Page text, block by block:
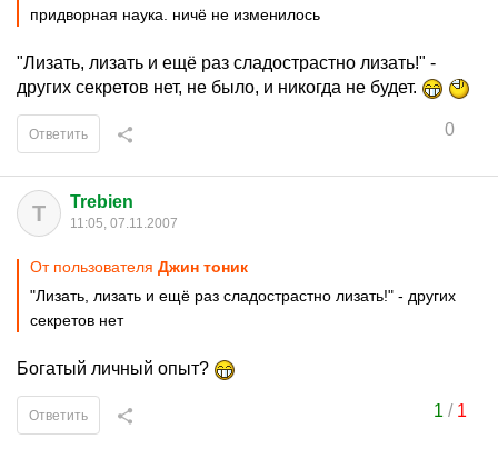
придворная наука. ничё не изменилось
"Лизать, лизать и ещё раз сладострастно лизать!" -
других секретов нет, не было, и никогда не будет.
0
Ответить
T Trebien
11:05, 07.11.2007
От пользователя Джин тоник
"Лизать, лизать и ещё раз сладострастно лизать!" - других
секретов нет
Богатый личный опыт?
1 / 1
Ответить